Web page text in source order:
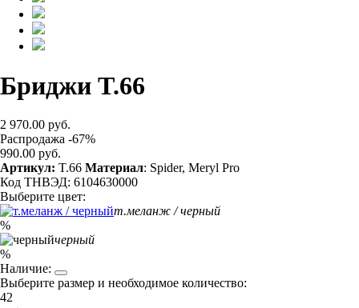
Бриджи T.66
2 970.00 руб.
Распродажа -67%
990.00 руб.
Артикул: T.66 Материал: Spider, Meryl Pro
Код ТНВЭД: 6104630000
Выберите цвет:
т.меланж / черный
%
черный
%
Наличие:
Выберите размер и необходимое количество:
42